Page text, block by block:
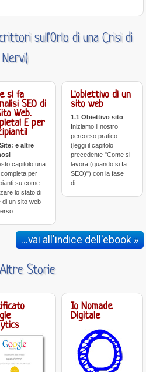
sull'Orlo di una Crisi di
Nervi)
si fa
SEO di
Web.
E per
e altre
capitolo una
per
su come
lo stato di
di un sito web
L'obiettivo di un
sito web
1.1 Obiettivo sito
Iniziamo il nostro
percorso pratico
(leggi il capitolo
precedente "Come si
lavora (quando si fa
SEO)") con la fase
di...
...vai all'indice dell'ebook »
Storie
Io Nomade
Digitale